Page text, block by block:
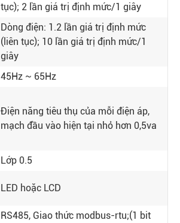
tục); 2 lần giá trị định mức/1 giây
Dòng điện: 1.2 lần giá trị định mức
(liên tục); 10 lần giá trị định mức/1
giây
45Hz ~ 65Hz
Điện năng tiêu thụ của mỗi điện áp,
mạch đầu vào hiện tại nhỏ hơn 0,5va
Lớp 0.5
LED hoặc LCD
RS485, Giao thức modbus-rtu;(1 bit